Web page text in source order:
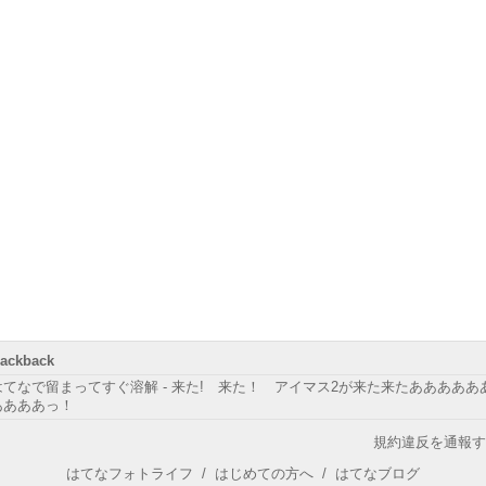
てなで留まってすぐ溶解 - 来た! 来た！ アイマス2が来た来たあああああ
ああっ！
規約違反を通報
はてなフォトライフ / はじめての方へ / はてなブログ